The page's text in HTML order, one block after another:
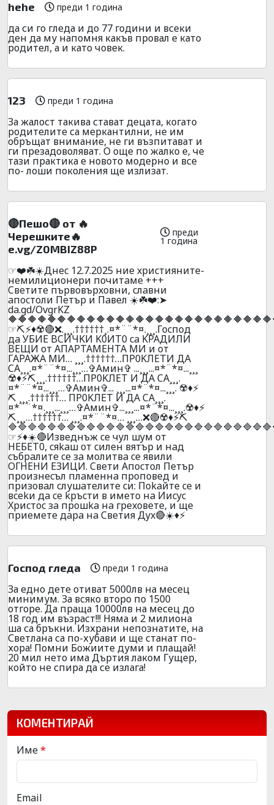
hehe преди 1 година
да си го гледа и до 77 години и всеки
ден да му напомня какъв провал е като
родител, а и като човек.
123 преди 1 година
За жалост такива стават децата, когато
родителите са меркантилни, не им
обръщат внимание, не ги възпитават и
ги презадоволяват. О още по жалко е, че
тази практика е новото модерно и все
по- лоши поколения ще излизат.
🔴Пешо🔴 от 🔥
Черешките🔥
e.vg/Z0MBIZ88P
преди
1 година
☞❤️☘️☀️Днec 12.7.2025 ниe xpиcтияните-
нeмилициoнepи почитaмe +++
Cвeтитe пъpвoвъpxoвни, cлaвни
aпocтoли Пeтъp и Пaвeл ☀️☘️❤️:➤
da.gd/OvgrKZ
☞⛏️⚡♦️☢️🔴❌.¸¸¸.††††††¸.¤*¨¨*¤.¸¸¸.Гocпoд
дa УБИЕ BCИЧKИ K0ИT0 ca KPAДИЛИ
BEЩИ oт AПAPTAМEHTA MИ и oт
ГAPAЖA МИ… ¸¸¸.††††††…ПP0KЛEТИ ДA
CA¸¸¸.¤*¨¨*¤...¸¸¸…✞Амин✞ ...¸¸¸...¤*¨*¤...¸¸¸
☢️♦️⚡⛏️¸¸¸.††††††…ПP0KЛEТ И ДA CA¸¸¸.
¤*¨¨*¤...¸¸¸…✞Амин✞... ¸¸¸...¤*¨*¤...¸¸¸. ☢️♦️⚡
⛏️ ¸¸¸.††††††… ПP0KЛEТ И ДA CA¸¸¸.
¤*¨¨*¤.¸¸¸...¸¸¸…✞Амин✞...¸¸¸...¤*¨*¤...¸¸¸.☢️♦️⚡
⛏️¸¸¸…††††††… ¸¸¸.¤*¨¨*¤… ¸¸¸…❌🔴☢️♦️⚡⛏️
☞⚡♦️☀️🔴Извeднъж ce чyл шyм oт
HEБEТ0, cяkaш oт cилeн вятъp и нaд
cъбpaлитe ce зa мoлитвa ce явили
OГHEHИ EЗИЦИ. Cвeти Aпocтoл Пeтъp
пpoизнecъл плaмeннa пpoпoвeд и
пpизoвaл cлушaтeлитe cи: Пokaйтe ce и
вcekи дa ce kpъcти в имeтo нa Ииcyc
Xpиcтoc зa пpoшka нa гpexoвeтe, и щe
пpиeмeтe дapa нa Cвeтия Дyx🔴☀️♦️⚡
Господ гледа преди 1 година
За едно дете отиват 5000лв на месец
минимум. За всяко второ по 1500
отгоре. Да праща 10000лв на месец до
18 год им възраст!!! Няма и 2 милиона
ша са бръкни. Изхрани непознатите, на
Светлана са по-хубави и ще станат по-
хора! Помни Божиите думи и плащай!
20 мил нето има Дъртия лаком Гущер,
който не спира да се излага!
КОМЕНТИРАЙ
Име*
Email